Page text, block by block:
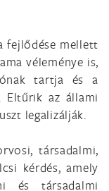
fejlődése mellett
véleménye is,
tartja és a
Eltűrik az állami
legalizálják.
társadalmi,
kérdés, amely
és társadalmi